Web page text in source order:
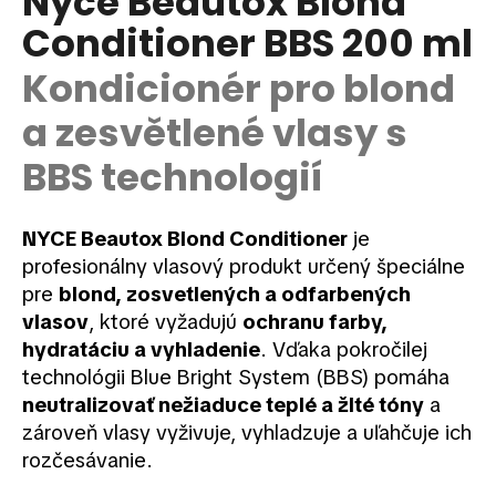
je
0,0
z
hviezdičiek.
Conditioner BBS 200 ml
Kondicionér pro blond
a zesvětlené vlasy s
BBS technologií
NYCE Beautox Blond Conditioner je
profesionálny vlasový produkt určený špeciálne
pre blond, zosvetlených a odfarbených
vlasov, ktoré vyžadujú ochranu farby,
hydratáciu a vyhladenie. Vďaka pokročilej
technológii Blue Bright System (BBS) pomáha
neutralizovať nežiaduce teplé a žlté tóny a
zároveň vlasy vyživuje, vyhladzuje a uľahčuje ich
rozčesávanie.
á
j
s
ť
?
HĽADAŤ
O
d
p
o
r
ú